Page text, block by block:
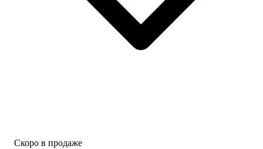
Скоро в продаже